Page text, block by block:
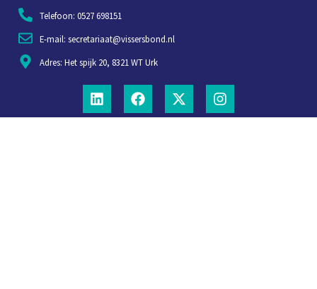
Telefoon: 0527 698151
E-mail: secretariaat@vissersbond.nl
Adres: Het spijk 20, 8321 WT Urk